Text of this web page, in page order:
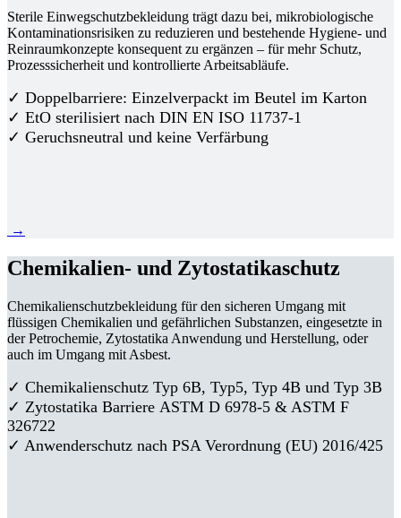
Sterile Einwegschutzbekleidung trägt dazu bei, mikrobiologische
Kontaminationsrisiken zu reduzieren und bestehende Hygiene- und
Reinraumkonzepte konsequent zu ergänzen – für mehr Schutz,
Prozesssicherheit und kontrollierte Arbeitsabläufe.
✓ Doppelbarriere: Einzelverpackt im Beutel im Karton
✓ EtO sterilisiert nach DIN EN ISO 11737-1
✓ Geruchsneutral und keine Verfärbung
→
Chemikalien- und Zytostatikaschutz
Chemikalienschutzbekleidung für den sicheren Umgang mit
flüssigen Chemikalien und gefährlichen Substanzen, eingesetzte in
der Petrochemie, Zytostatika Anwendung und Herstellung, oder
auch im Umgang mit Asbest.
✓ Chemikalienschutz Typ 6B, Typ5, Typ 4B und Typ 3B
✓ Zytostatika Barriere ASTM D 6978-5 & ASTM F
326722
✓ Anwenderschutz nach PSA Verordnung (EU) 2016/425